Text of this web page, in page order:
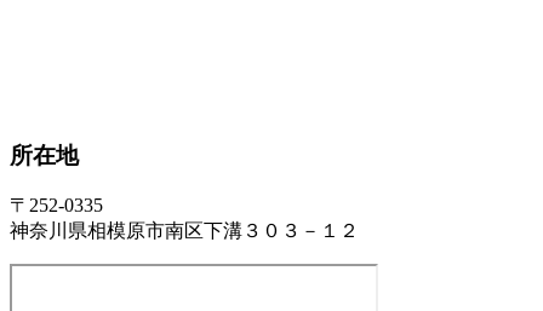
所在地
〒252-0335
神奈川県相模原市南区下溝３０３－１２